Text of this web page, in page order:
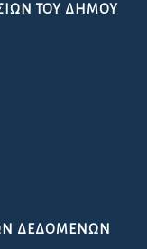
ΤΟΥ ΔΉΜΟΥ
ΔΕΔΟΜΕΝΩΝ